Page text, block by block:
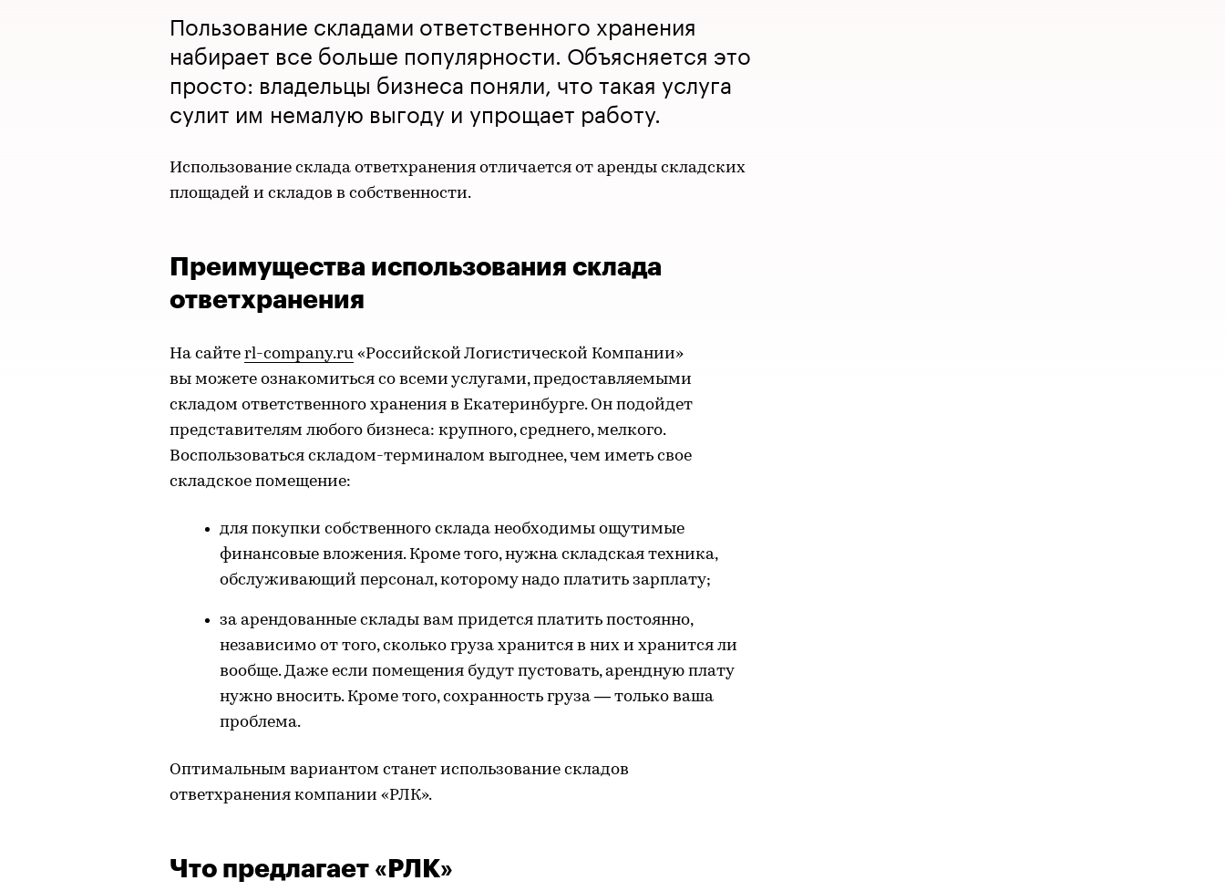
Пользование складами ответственного хранения
набирает все больше популярности. Объясняется это
просто: владельцы бизнеса поняли, что такая услуга
сулит им немалую выгоду и упрощает работу.
Использование склада ответхранения отличается от аренды складских
площадей и складов в собственности.
Преимущества использования склада
ответхранения
На сайте rl-company.ru «Российской Логистической Компании»
вы можете ознакомиться со всеми услугами, предоставляемыми
складом ответственного хранения в Екатеринбурге. Он подойдет
представителям любого бизнеса: крупного, среднего, мелкого.
Воспользоваться складом-терминалом выгоднее, чем иметь свое
складское помещение:
для покупки собственного склада необходимы ощутимые
финансовые вложения. Кроме того, нужна складская техника,
обслуживающий персонал, которому надо платить зарплату;
за арендованные склады вам придется платить постоянно,
независимо от того, сколько груза хранится в них и хранится ли
вообще. Даже если помещения будут пустовать, арендную плату
нужно вносить. Кроме того, сохранность груза — только ваша
проблема.
Оптимальным вариантом станет использование складов
ответхранения компании «РЛК».
Что предлагает «РЛК»